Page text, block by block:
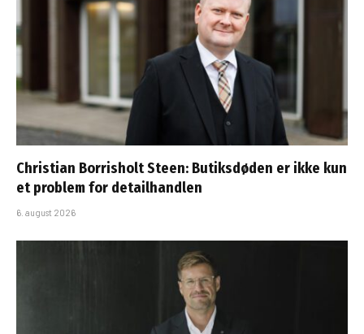
Christian Borrisholt Steen: Butiksdøden er ikke kun
et problem for detailhandlen
6. august 2026